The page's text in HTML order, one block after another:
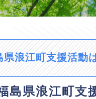
県浪江町支援活動
島県浪江町支